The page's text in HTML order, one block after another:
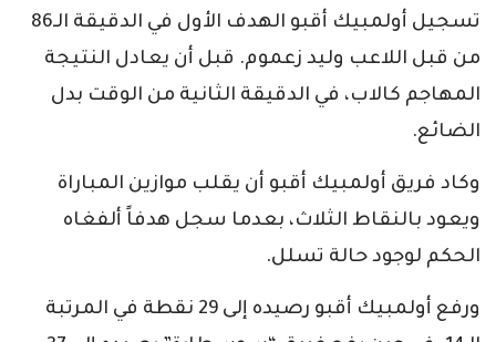
تسجيل أولمبيك أقبو الهدف الأول في الدقيقة الـ86
من قبل اللاعب وليد زعموم. قبل أن يعادل النتيجة
المهاجم كالاب، في الدقيقة الثانية من الوقت بدل
الضائع.
وكاد فريق أولمبيك أقبو أن يقلب موازين المباراة
ويعود بالنقاط الثلاث، بعدما سجل هدفاً ألفغاه
الحكم لوجود حالة تسلل.
ورفع أولمبيك أقبو رصيده إلى 29 نقطة في المرتبة